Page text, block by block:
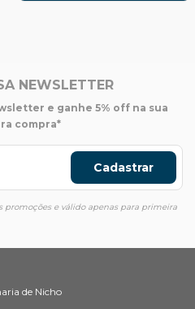
NEWSLETTER
e ganhe 5% off na sua
compra*
Cadastrar
e válido apenas para primeira
de Nicho